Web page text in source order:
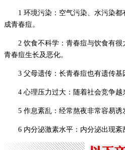
1 环境污染：空气污染、水污染
成青春痘。
2 饮食不科学：青春痘与饮食有
青春痘生长及恶化。
3 父母遗传：长青春痘也有遗传
4 心理压力过大：随着社会竞争
5 作息紊乱：经常熬夜非常容易
6 内分泌激素水平：内分泌出现